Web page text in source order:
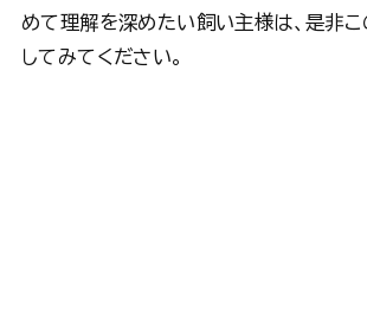
めて理解を深めたい飼い主様は、是非
してみてください。